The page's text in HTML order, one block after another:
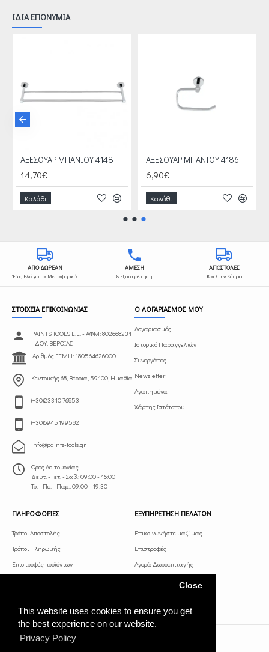
This website uses cookies to ensure you get
the best experience on our website.
Privacy Policy
Close
ΙΔΙΑ ΕΠΩΝΥΜΙΑ
ΑΞΕΣΟΥΑΡ ΜΠΑΝΙΟΥ 4148
14,70€
Καλάθι
ΑΞΕΣΟΥΑΡ ΜΠΑΝΙΟΥ 4186
6,90€
Καλάθι
ΑΠΟ ΔΩΡΕΑΝ
Έως Ελάχιστα Μεταφορικά
ΑΜΕΣΗ
& Εξυπηρέτηση
ΑΠΟΣΤΟΛΕΣ
Και Στην Κύπρο
ΣΤΟΙΧΕΙΑ ΕΠΙΚΟΙΝΩΝΙΑΣ
PAINTS TOOLS Ε.Ε. - ΑΦΜ: 802668231
- ΔΟΥ: ΒΕΡΟΙΑΣ
Αριθμός ΓΕΜΗ: 180564626000
Κεντρικής 68, Βέροια, 59100, Ημαθία
(+30)23310 76853
(+30)6945199582
info@paints-tools.gr
Ωρες Λειτουργίας
Δευτ. - Τετ. - Σαβ.: 09:00 - 16:00
Τρ. - Πε. - Παρ.: 09.00 - 19:30
Ο ΛΟΓΑΡΙΑΣΜΟΣ ΜΟΥ
Λογαριασμός
Ιστορικό Παραγγελιών
Συνεργάτες
Newsletter
Αγαπημένα
Χάρτης Ιστότοπου
ΠΛΗΡΟΦΟΡΙΕΣ
Τρόποι Αποστολής
Τρόποι Πληρωμής
Επιστροφές προϊόντων
ΕΞΥΠΗΡΕΤΗΣΗ ΠΕΛΑΤΩΝ
Επικοινωνήστε μαζί μας
Επιστροφές
Αγορά Δωροεπιταγής